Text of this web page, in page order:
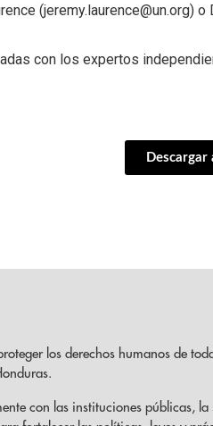
(jeremy.laurence@un.org)
con los expertos
Descargar
los derechos humanos de
con las instituciones públicas,